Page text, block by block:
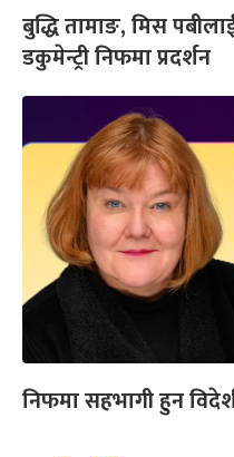
बुद्धि तामाङ, मिस
डकुमेन्ट्री निफमा प्रदर्शन
निफमा सहभागी हुन